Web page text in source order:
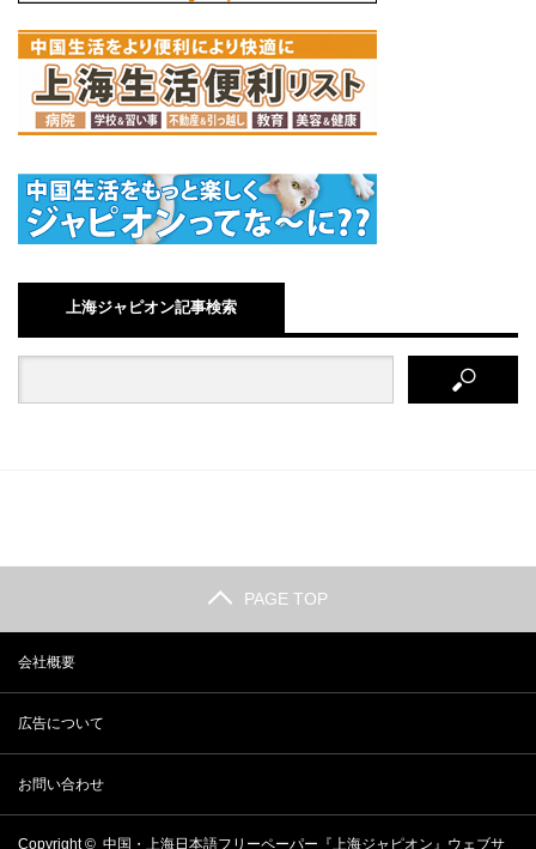
上海ジャピオン記事検索
PAGE TOP
会社概要
広告について
お問い合わせ
Copyright © 中国・上海日本語フリーペーパー『上海ジャピオン』ウェブサ